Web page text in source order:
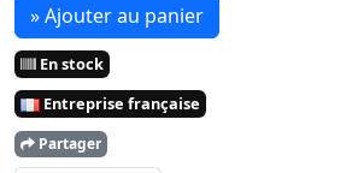
» Ajouter au panier
En stock
Entreprise française
Partager